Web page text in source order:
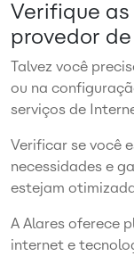
Verifique
provedor
Talvez você
ou na
serviços de
Verificar se você
necessidades e
estejam
A Alares oferece
internet e